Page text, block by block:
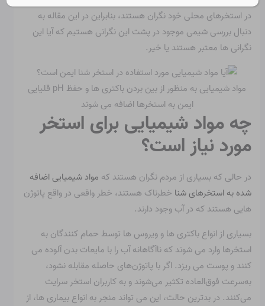
در استخرهای محلی خود نگران هستند، بنابراین در این مقاله به
دنبال بررسی شیمی موجود در پشت این نگرانی هستیم که آیا این
نگرانی ها معتبر هستند یا خیر.
مواد شیمیایی به منظور از بین بردن باکتری ها و حفظ pH قلیایی
ایمن به استخرها اضافه می شوند
چه مواد شیمیایی برای استخر
مورد نیاز است؟
در حالی که بسیاری از مردم نگران هستند که مواد شیمیایی اضافه
شده به استخرهای شنا خطرناک هستند، خطر واقعی در واقع پاتوژن
هایی هستند که در آب وجود دارند.
بسیاری از انواع باکتری ها و ویروس ها توسط حمام کنندگان به
استخرها وارد می شوند که ناآگاهانه آب را با مایعات بدن آلوده می
کنند و پوست می ریزد. اگر با پاتوژن‌های حاصله مقابله نشود،
به‌سرعت فوق‌العاده تکثیر می‌شوند و به کاربران استخر سرایت
می‌کنند. در بدترین حالت، این می تواند منجر به انواع بیماری ها، از